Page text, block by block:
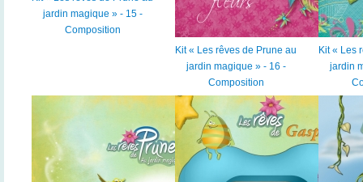
jardin magique » - 15 -
Composition
Kit « Les rêves de Prune au
jardin magique » - 16 -
Composition
Kit « Les
jardin